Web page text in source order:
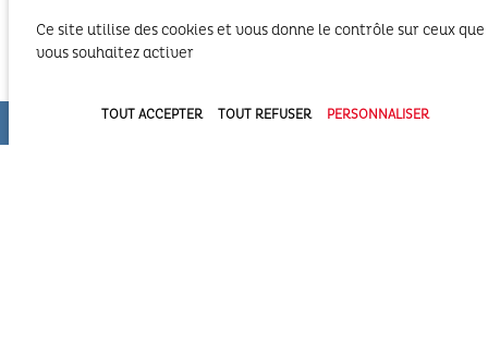
Le SIBA, Syndicat Intercommunal du Bassin
Communautés d’Agglomération du Bassin
Ce site utilise des cookies et vous donne le contrôle sur ceux que
vous souhaitez activer
TOUT ACCEPTER TOUT REFUSER PERSONNALISER